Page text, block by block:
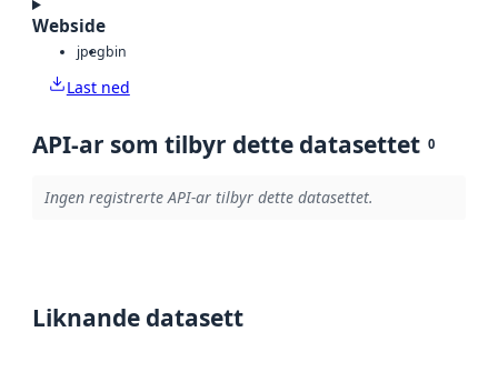
Webside
jpegbin
Last ned
API-ar som tilbyr dette datasettet 0
Ingen registrerte API-ar tilbyr dette datasettet.
Liknande datasett